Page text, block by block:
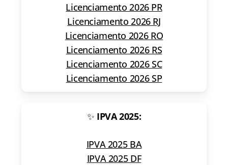
Licenciamento 2026 PR
Licenciamento 2026 RJ
Licenciamento 2026 RO
Licenciamento 2026 RS
Licenciamento 2026 SC
Licenciamento 2026 SP
✨ IPVA 2025:
IPVA 2025 BA
IPVA 2025 DF